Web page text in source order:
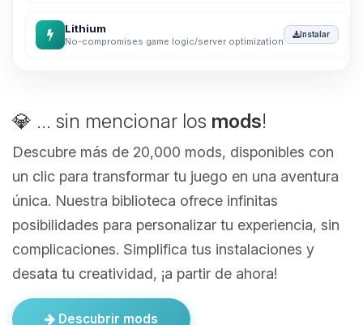
Lithium
No-compromises game logic/server optimization
Instalar
💎 ... sin mencionar los mods!
Descubre más de 20,000 mods, disponibles con
un clic para transformar tu juego en una aventura
única. Nuestra biblioteca ofrece infinitas
posibilidades para personalizar tu experiencia, sin
complicaciones. Simplifica tus instalaciones y
desata tu creatividad, ¡a partir de ahora!
Descubrir mods